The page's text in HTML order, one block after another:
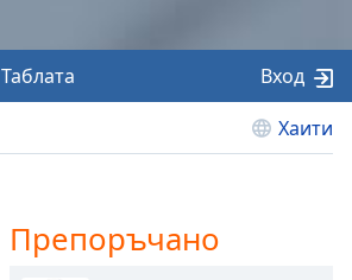
Хаити
Таблата Вход
Препоръчано